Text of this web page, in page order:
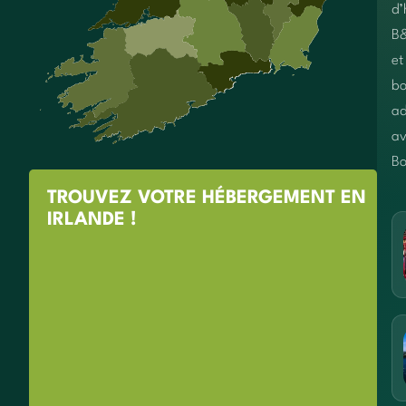
TROUVEZ VOTRE HÉBERGEMENT EN
IRLANDE !
et